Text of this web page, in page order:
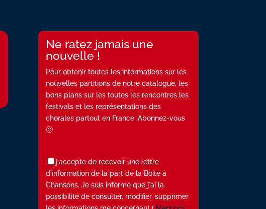
Ne ratez jamais une
nouvelle !
Pour obtenir toutes les informations sur les
nouvelles partitions de notre catalogue, les
bons plans sur les toutes les rencontres les
festivals et les représentations des
chorales partout en France. Abonnez-vous
🙂
j'accepte de recevoir une lettre
d'information de la part de la Boite à
Chansons. Je suis informé que j'ai la
possibilité de consulter, modifier, supprimer